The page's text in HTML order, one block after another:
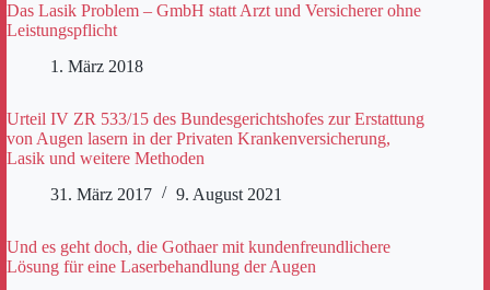
Das Lasik Problem – GmbH statt Arzt und Versicherer ohne
Leistungspflicht
1. März 2018
Urteil IV ZR 533/15 des Bundesgerichtshofes zur Erstattung
von Augen lasern in der Privaten Krankenversicherung,
Lasik und weitere Methoden
31. März 2017
9. August 2021
Und es geht doch, die Gothaer mit kundenfreundlichere
Lösung für eine Laserbehandlung der Augen